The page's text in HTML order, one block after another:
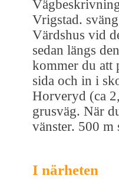
Vrigstad.
Värdshus vid
sedan längs
kommer du att
sida och in i
Horveryd (ca
grusväg. När
vänster. 500 m
I närheten